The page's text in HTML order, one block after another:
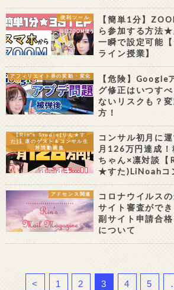
便利ツール
【簡単1分】
ら参加する方法★
一瞬で設定可能
ライン授業】
アフィリエイト界の変動・変化
【危険】Google
グ修正はいつす
ないリスクも？
方！
【Rin's Studio(りん★す
た)】凛のゲスト＆コンサル生
対談動画集
コンサル初月に
月126万円達成
ちゃん×凛対談
★すた)LiNoahコ
アドセンス関連
コロナウイルス
サイト審査がで
副サイト申請合
について
< 1 2 3 4 5